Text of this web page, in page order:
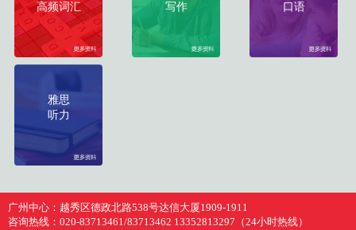
高频词汇
写作
口语
雅思
听力
广州中心： 越秀区德政北路538号达信大厦1909-1911
咨询热线： 020-83713461/83713462 13352813297（24小时热线）